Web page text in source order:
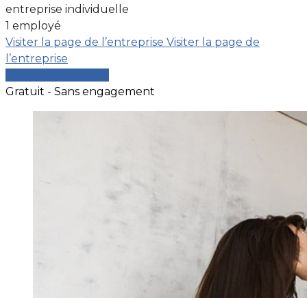
entreprise individuelle
1 employé
Visiter la page de l’entreprise Visiter la page de
l’entreprise
Gratuit - Sans engagement